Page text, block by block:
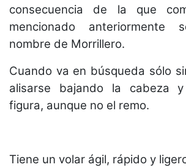
consecuencia de la que
mencionado
nombre de Morrillero.
Cuando va en búsqueda sólo
alisarse bajando la cabeza
figura, aunque no el remo.
Tiene un volar ágil, rápido y